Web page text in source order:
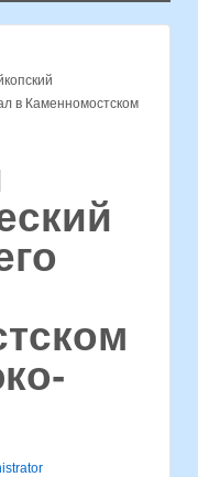
в Каменномостском